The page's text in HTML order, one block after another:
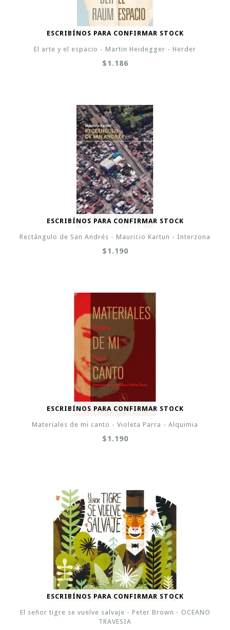
ESCRIBÍNOS PARA CONFIRMAR STOCK
El arte y el espacio - Martin Heidegger - Herder
$1.186
ESCRIBÍNOS PARA CONFIRMAR STOCK
Rectángulo de San Andrés - Mauricio Kartun - Interzona
$1.190
ESCRIBÍNOS PARA CONFIRMAR STOCK
Materiales de mi canto - Violeta Parra - Alquimia
$1.190
ESCRIBÍNOS PARA CONFIRMAR STOCK
El señor tigre se vuelve salvaje - Peter Brown - OCEANO
TRAVESIA